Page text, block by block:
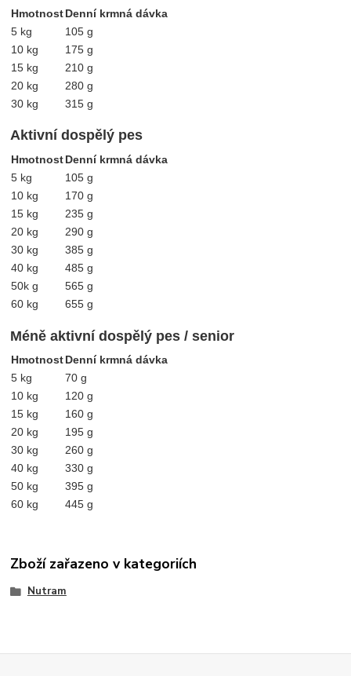
HmotnostDenní krmná dávka
5 kg
105 g
10 kg
175 g
15 kg
210 g
20 kg
280 g
30 kg
315 g
Aktivní dospělý pes
HmotnostDenní krmná dávka
5 kg
105 g
10 kg
170 g
15 kg
235 g
20 kg
290 g
30 kg
385 g
40 kg
485 g
50k g
565 g
60 kg
655 g
Méně aktivní dospělý pes / senior
HmotnostDenní krmná dávka
5 kg
70 g
10 kg
120 g
15 kg
160 g
20 kg
195 g
30 kg
260 g
40 kg
330 g
50 kg
395 g
60 kg
445 g
Zboží zařazeno v kategoriích
Nutram